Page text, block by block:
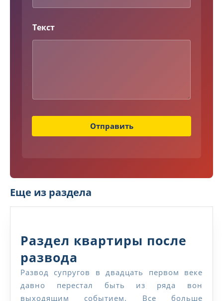
т
а
в
Текст
Отправить
Еще из раздела
Раздел квартиры после
развода
квартиры
после
Развод супругов в двадцать первом веке
давно перестал быть из ряда вон
выходящим событием. Все больше